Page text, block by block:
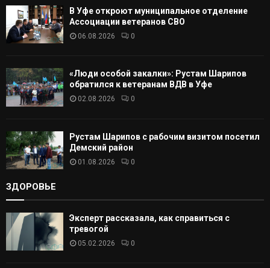
В Уфе откроют муниципальное отделение
Ассоциации ветеранов СВО
06.08.2026 0
«Люди особой закалки»: Рустам Шарипов
обратился к ветеранам ВДВ в Уфе
02.08.2026 0
Рустам Шарипов с рабочим визитом посетил
Демский район
01.08.2026 0
ЗДОРОВЬЕ
Эксперт рассказала, как справиться с
тревогой
05.02.2026 0